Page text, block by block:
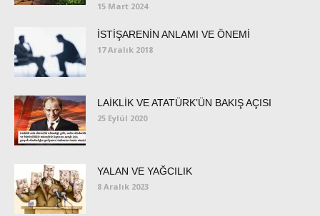
15 Mart 2024
İSTİŞARENİN ANLAMI VE ÖNEMİ
17 Aralık 2018
LAİKLİK VE ATATÜRK’ÜN BAKIŞ AÇISI
25 Eylül 2020
YALAN VE YAĞCILIK
8 Aralık 2023